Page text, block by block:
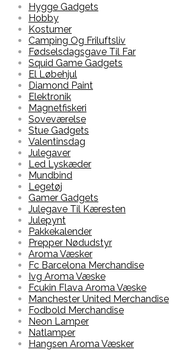
Hygge Gadgets
Hobby
Kostumer
Camping Og Friluftsliv
Fødselsdagsgave Til Far
Squid Game Gadgets
El Løbehjul
Diamond Paint
Elektronik
Magnetfiskeri
Soveværelse
Stue Gadgets
Valentinsdag
Julegaver
Led Lyskæder
Mundbind
Legetøj
Gamer Gadgets
Julegave Til Kæresten
Julepynt
Pakkekalender
Prepper Nødudstyr
Aroma Væsker
Fc Barcelona Merchandise
Ivg Aroma Væske
Fcukin Flava Aroma Væske
Manchester United Merchandise
Fodbold Merchandise
Neon Lamper
Natlamper
Hangsen Aroma Væsker